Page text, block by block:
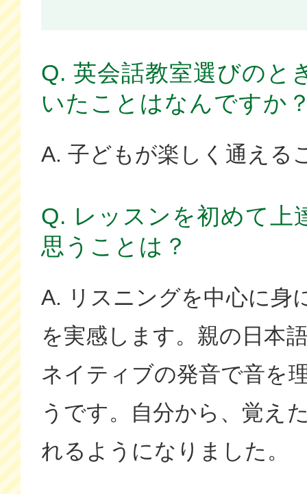
Q. 英会話教室選びのと
いたことはなんですか
A. 子どもが楽しく通える
Q. レッスンを初めて上
思うことは？
A. リスニングを中心に身
を実感します。親の日本
ネイティブの発音で音を
うです。自分から、覚え
れるようになりました。